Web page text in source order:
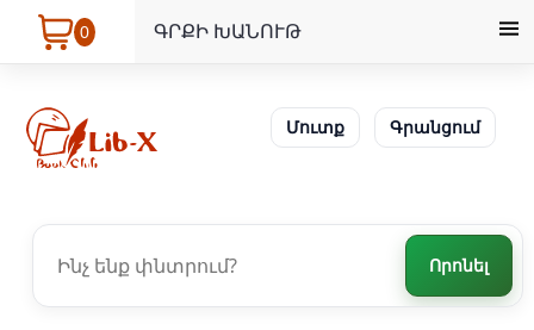
0 ԳՐՔԻ ԽԱՆՈՒԹ
Մուտք Գրանցում
Որոնել